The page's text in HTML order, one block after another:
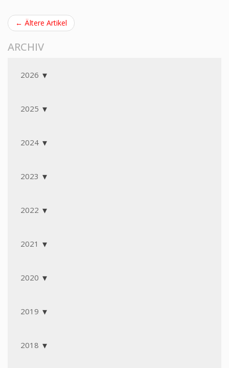
← Ältere Artikel
ARCHIV
2026
2025
2024
2023
2022
2021
2020
2019
2018